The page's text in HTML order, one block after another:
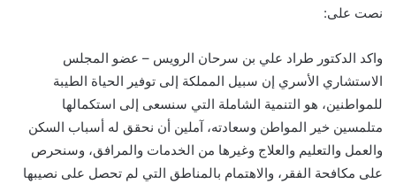
نصت على:
واكد الدكتور طراد علي بن سرحان الرويس – عضو المجلس
الاستشاري الأسري إن سبيل المملكة إلى توفير الحياة الطيبة
للمواطنين، هو التنمية الشاملة التي سنسعى إلى استكمالها
متلمسين خير المواطن وسعادته، آملين أن نحقق له أسباب السكن
والعمل والتعليم والعلاج وغيرها من الخدمات والمرافق، وسنحرص
على مكافحة الفقر، والاهتمام بالمناطق التي لم تحصل على نصيبها